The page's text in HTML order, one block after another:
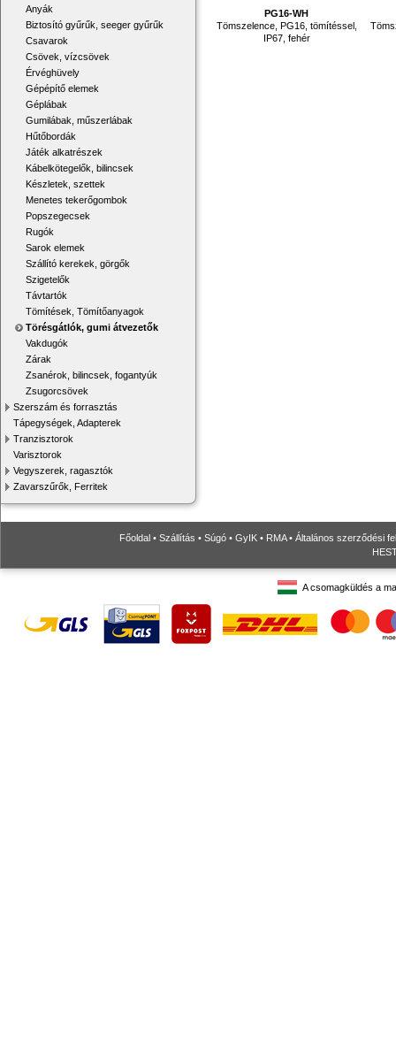
Anyák
Biztosító gyűrűk, seeger gyűrűk
Csavarok
Csövek, vízcsövek
Érvéghüvely
Gépépítő elemek
Géplábak
Gumilábak, műszerlábak
Hűtőbordák
Játék alkatrészek
Kábelkötegelők, bilincsek
Készletek, szettek
Menetes tekerőgombok
Popszegecsek
Rugók
Sarok elemek
Szállító kerekek, görgők
Szigetelők
Távtartók
Tömítések, Tömítőanyagok
Törésgátlók, gumi átvezetők
Vakdugók
Zárak
Zsanérok, bilincsek, fogantyúk
Zsugorcsövek
Szerszám és forrasztás
Tápegységek, Adapterek
Tranzisztorok
Varisztorok
Vegyszerek, ragasztók
Zavarszűrők, Ferritek
PG16-WH
Tömszelence, PG16, tömítéssel,
IP67, fehér
Főoldal • Szállítás • Súgó • GyIK • RMA• Általános szerződési
A csomagküldés a